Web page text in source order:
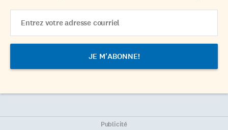
Address
Publicité